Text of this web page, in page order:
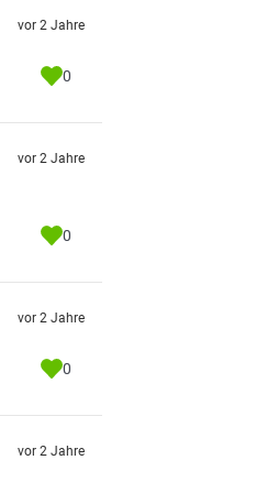
vor 2 Jahre
0
vor 2 Jahre
0
vor 2 Jahre
0
vor 2 Jahre